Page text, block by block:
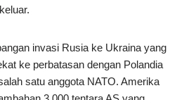
invasi Rusia ke Ukraina yang
ke perbatasan dengan Polandia
satu anggota NATO. Amerika